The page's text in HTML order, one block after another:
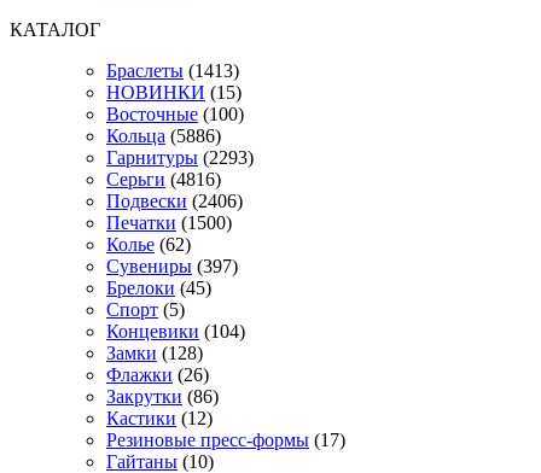
КАТАЛОГ
Браслеты (1413)
НОВИНКИ (15)
Восточные (100)
Кольца (5886)
Гарнитуры (2293)
Серьги (4816)
Подвески (2406)
Печатки (1500)
Колье (62)
Сувениры (397)
Брелоки (45)
Спорт (5)
Концевики (104)
Замки (128)
Флажки (26)
Закрутки (86)
Кастики (12)
Резиновые пресс-формы (17)
Гайтаны (10)